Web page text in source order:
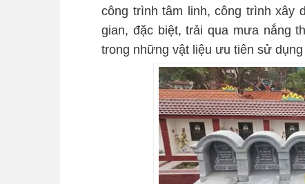
công trình tâm linh, công trình
gian, đặc biệt, trải qua mưa nắng
trong những vật liệu ưu tiên sử